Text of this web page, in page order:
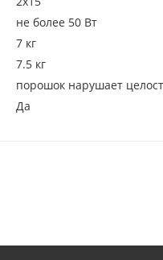
не более 50 Вт
7 кг
7.5 кг
порошок нарушает
Да